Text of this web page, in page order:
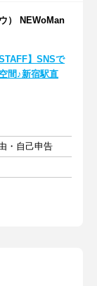
） NEWoMan
】SNSで
間♪新宿駅直
・自己申告